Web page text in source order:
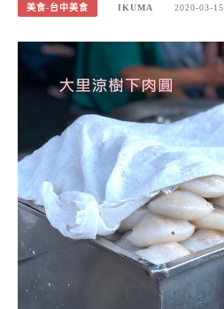
美食-台中美食 IKUMA 2020-03-15